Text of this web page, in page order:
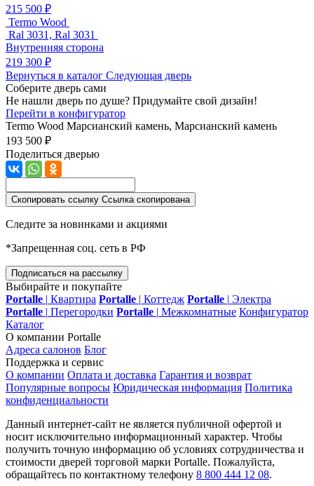
215 500 ₽
Termo Wood
Ral 3031, Ral 3031
Внутренняя сторона
219 300 ₽
Вернуться в каталог Следующая дверь
Соберите дверь сами
Не нашли дверь по душе? Придумайте свой дизайн!
Перейти в конфигуратор
Termo Wood Марсианский камень, Марсианский камень
193 500 ₽
Поделиться дверью
Скопировать ссылку Ссылка скопирована
Следите за новинками и акциями
*Запрещенная соц. сеть в РФ
Подписаться на рассылку
Выбирайте и покупайте
Portalle | Квартира Portalle | Коттедж Portalle | Электра
Portalle | Перегородки Portalle | Межкомнатные Конфигуратор
Каталог
О компании Portalle
Адреса салонов Блог
Поддержка и сервис
О компании Оплата и доставка Гарантия и возврат
Популярные вопросы Юридическая информация Политика
конфиденциальности
Данный интернет-сайт не является публичной офертой и
носит исключительно информационный характер. Чтобы
получить точную информацию об условиях сотрудничества и
стоимости дверей торговой марки Portalle. Пожалуйста,
обращайтесь по контактному телефону 8 800 444 12 08.